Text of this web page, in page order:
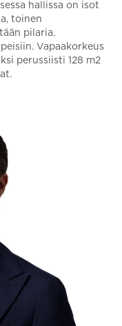
hallissa on isot
toinen
pilaria.
Vapaakorkeus
perussiisti 128 m2